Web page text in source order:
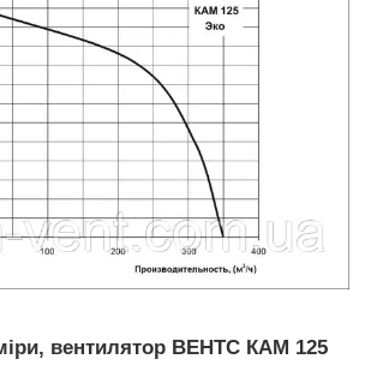
вентилятор ВЕНТС КАМ 125